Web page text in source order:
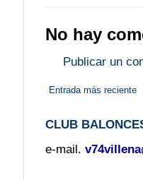
No hay
Publicar un
Entrada más reciente
CLUB
e-mail.